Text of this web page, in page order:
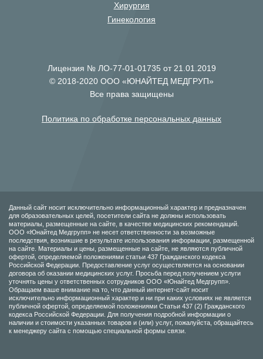
Хирургия
Гинекология
Лицензия № ЛО-77-01-01735 от 21.01.2019
© 2018-2020 ООО «ЮНАЙТЕД МЕДГРУП»
Все права защищены
Политика по обработке персональных данных
Данный сайт носит исключительно информационный характер и предназначен
для образовательных целей, посетители сайта не должны использовать
материалы, размещенные на сайте, в качестве медицинских рекомендаций.
ООО «Юнайтед Медгрупп» не несет ответственности за возможные
последствия, возникшие в результате использования информации, размещенной
на сайте. Материалы и цены, размещенные на сайте, не являются публичной
офертой, определяемой положениями статьи 437 Гражданского кодекса
Российской Федерации. Предоставление услуг осуществляется на основании
договора об оказании медицинских услуг. Просьба перед получением услуги
уточнять цены у ответственных сотрудников ООО «Юнайтед Медгрупп».
Обращаем ваше внимание на то, что данный интернет-сайт носит
исключительно информационный характер и ни при каких условиях не является
публичной офертой, определяемой положениями Статьи 437 (2) Гражданского
кодекса Российской Федерации. Для получения подробной информации о
наличии и стоимости указанных товаров и (или) услуг, пожалуйста, обращайтесь
к менеджеру сайта с помощью специальной формы связи.